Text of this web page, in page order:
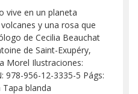
vive en un planeta
y una rosa que
de Cecilia Beauchat
de Saint-Exupéry,
Morel Ilustraciones:
978-956-12-3335-5 Págs:
blanda